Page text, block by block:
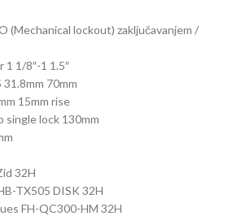
(Mechanical lockout) zaključavanjem /
1 1/8″-1 1.5″
70mm
15mm rise
single lock 130mm
32H
TX505 DISK 32H
FH-QC300-HM 32H